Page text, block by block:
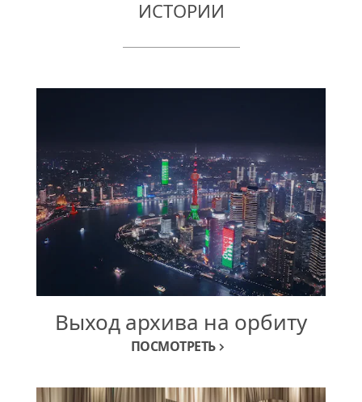
ИСТОРИИ
Выход архива на орбиту
ПОСМОТРЕТЬ